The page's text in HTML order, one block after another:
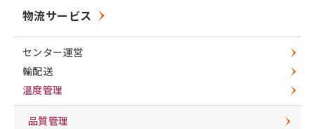
物流サービス
センター運営
輸配送
温度管理
品質管理